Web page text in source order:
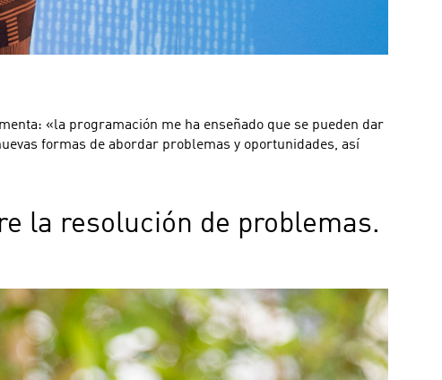
«la programación me ha enseñado que se pueden dar
formas de abordar problemas y oportunidades, así
la resolución de problemas.